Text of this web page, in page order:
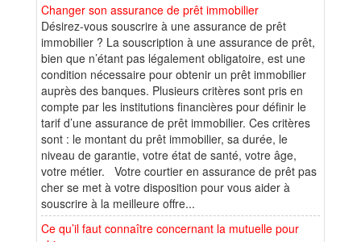
Changer son assurance de prêt immobilier
Désirez-vous souscrire à une assurance de prêt
immobilier ? La souscription à une assurance de prêt,
bien que n’étant pas légalement obligatoire, est une
condition nécessaire pour obtenir un prêt immobilier
auprès des banques. Plusieurs critères sont pris en
compte par les institutions financières pour définir le
tarif d’une assurance de prêt immobilier. Ces critères
sont : le montant du prêt immobilier, sa durée, le
niveau de garantie, votre état de santé, votre âge,
votre métier. Votre courtier en assurance de prêt pas
cher se met à votre disposition pour vous aider à
souscrire à la meilleure offre...
Ce qu’il faut connaître concernant la mutuelle pour